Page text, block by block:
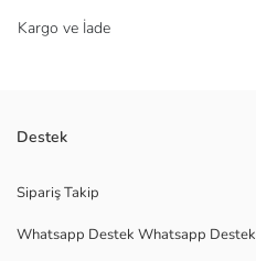
Kargo ve İade
Ana Kumaş Pike:
Ana Kumaş Çarşaf:
Satıcı:
Destek
Sipariş Takip
Whatsapp Destek Whatsapp Destek